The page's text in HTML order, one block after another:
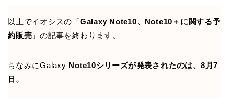
以上でイオシスの「 Galaxy Note10、Note10＋に関する予
約販売 」の記事を終わります。
ちなみにGalaxy Note10シリーズが発表されたのは、8月7
日。